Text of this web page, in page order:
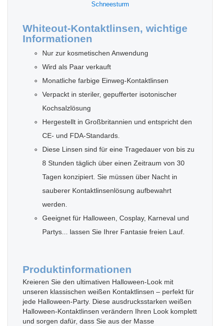
Schneesturm
Whiteout-Kontaktlinsen, wichtige
Informationen
Nur zur kosmetischen Anwendung
Wird als Paar verkauft
Monatliche farbige Einweg-Kontaktlinsen
Verpackt in steriler, gepufferter isotonischer
Kochsalzlösung
Hergestellt in Großbritannien und entspricht den
CE- und FDA-Standards.
Diese Linsen sind für eine Tragedauer von bis zu
8 Stunden täglich über einen Zeitraum von 30
Tagen konzipiert. Sie müssen über Nacht in
sauberer Kontaktlinsenlösung aufbewahrt
werden.
Geeignet für Halloween, Cosplay, Karneval und
Partys... lassen Sie Ihrer Fantasie freien Lauf.
Produktinformationen
Kreieren Sie den ultimativen Halloween-Look mit
unseren klassischen weißen Kontaktlinsen – perfekt für
jede Halloween-Party. Diese ausdrucksstarken weißen
Halloween-Kontaktlinsen verändern Ihren Look komplett
und sorgen dafür, dass Sie aus der Masse